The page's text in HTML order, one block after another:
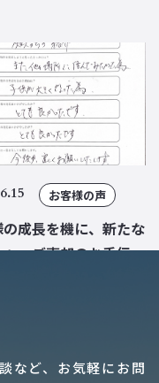
お客様の声
成長を機に、新たな
。ご売却のお手伝い
など、お気軽にお問